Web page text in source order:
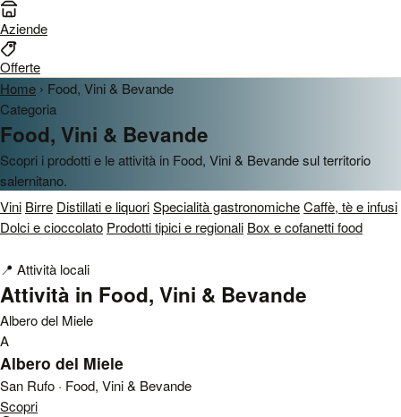
Aziende
Offerte
Home › Food, Vini & Bevande
Categoria
Food, Vini & Bevande
Scopri i prodotti e le attività in Food, Vini & Bevande sul territorio
salernitano.
Vini Birre Distillati e liquoriSpecialità gastronomicheCaffè, tè e infusi
Dolci e cioccolato Prodotti tipici e regionali Box e cofanetti food
📍 Attività locali
Attività in Food, Vini & Bevande
Albero del Miele
A
Albero del Miele
San Rufo · Food, Vini & Bevande
Scopri